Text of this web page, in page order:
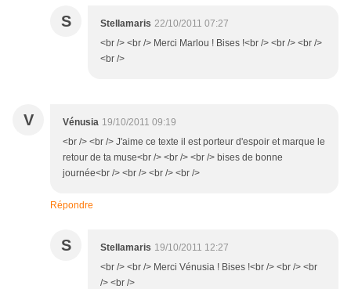
S Stellamaris 22/10/2011 07:27
<br /> <br /> Merci Marlou ! Bises !<br /> <br /> <br />
<br />
V Vénusia 19/10/2011 09:19
<br /> <br /> J'aime ce texte il est porteur d'espoir et marque le
retour de ta muse<br /> <br /> <br /> bises de bonne
journée<br /> <br /> <br /> <br />
Répondre
S Stellamaris 19/10/2011 12:27
<br /> <br /> Merci Vénusia ! Bises !<br /> <br /> <br
/> <br />